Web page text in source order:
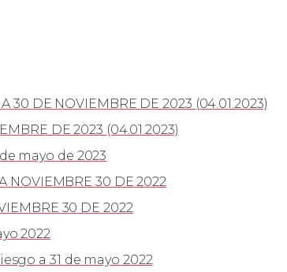
30 DE NOVIEMBRE DE 2023 (04.01.2023)
DE 2023 (04.01.2023)
mayo de 2023
NOVIEMBRE 30 DE 2022
30 DE 2022
2022
a 31 de mayo 2022